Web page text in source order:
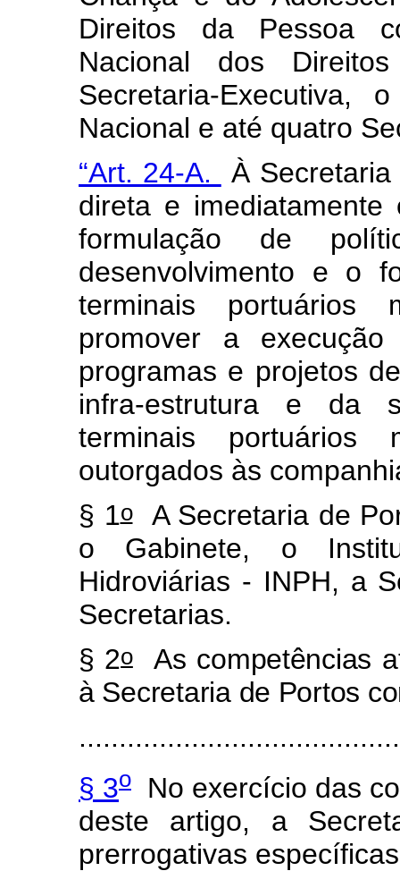
Direitos da Pessoa
Nacional dos
Secretaria-Executiva,
Nacional e até quatro
“Art. 24-A.
À
direta e
formulação de
desenvolvimento e o
terminais portuários
promover a
programas e projetos
infra-estrutura e da
terminais portuários
outorgados às
§ 1oA Secretaria de
o Gabinete, o
Hidroviárias - INPH, a
Secretarias.
§ 2oAs competências
à Secretaria de Portos
§ 3o No exercício das
deste artigo, a
prerrogativas